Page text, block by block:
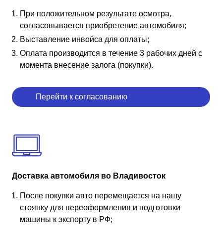
При положительном результате осмотра,
согласовывается приобретение автомобиля;
Выставление инвойса для оплаты;
Оплата производится в течение 3 рабочих дней с
момента внесение залога (покупки).
Перейти к согласованию
Доставка автомобиля во Владивосток
После покупки авто перемещается на нашу
стоянку для переоформления и подготовки
машины к экспорту в РФ;